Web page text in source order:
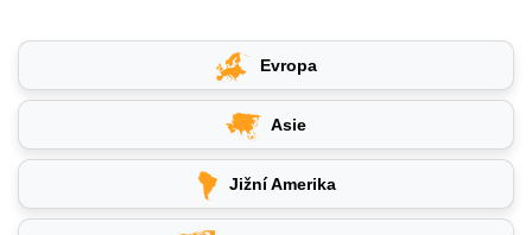
Evropa
Asie
Jižní Amerika